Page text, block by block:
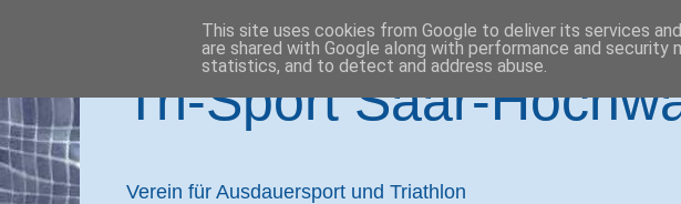
Tri-Sport Saar-
Verein für Ausdauersport und Triathlon
This site uses cookies from Google to deliver its services
are shared with Google along with performance and
statistics, and to detect and address abuse.